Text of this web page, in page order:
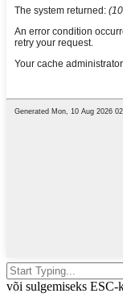
või sulgemiseks ESC-